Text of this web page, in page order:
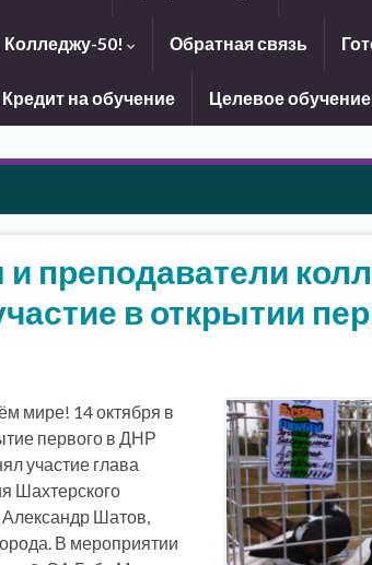
Колледжу-50! Обратная связь
Кредит на обучение Целевое обучение
преподаватели
в открытии
мире! 14 октября в
первого в ДНР
участие глава
Шахтерского
Шатов,
В мероприятии